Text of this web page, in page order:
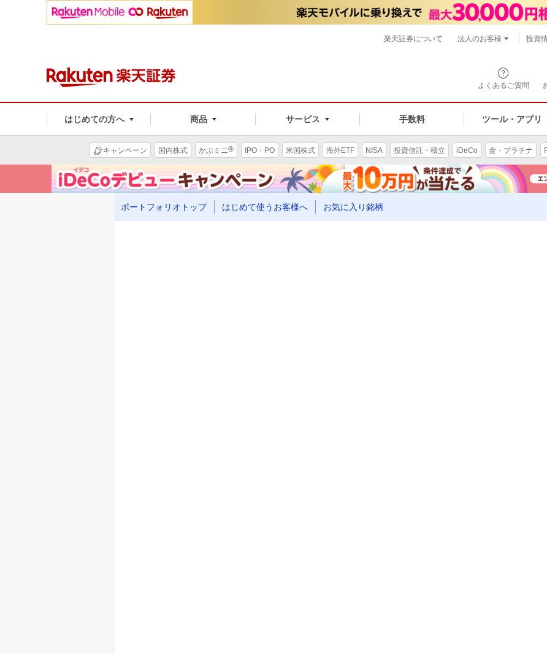
よくあるご質問
はじめての方へ 商品 サービス 手数料 ツール・アプリ
楽天証券について 法人のお客様 投資
キャンペーン 国内株式 かぶミニ® IPO・PO 米国株式 海外ETF NISA 投資信託・積立 iDeCo 金・プラチナ
ポートフォリオトップ はじめて使うお客様へ お気に入り銘柄